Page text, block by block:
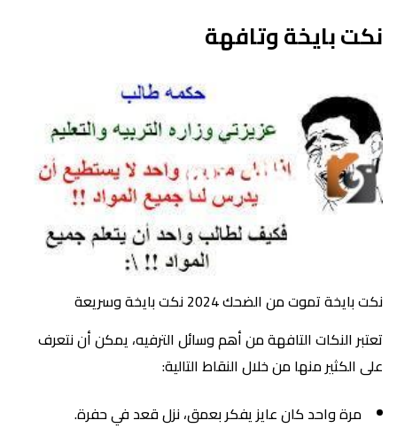
نكت بايخة وتافهة
نكت بايخة تموت من الضحك 2024 نكت بايخة وسريعة
تعتبر النكات التافهة من أهم وسائل الترفيه، يمكن أن نتعرف
على الكثير منها من خلال النقاط التالية:
مرة واحد كان عايز يفكر بعمق، نزل قعد في حفرة.